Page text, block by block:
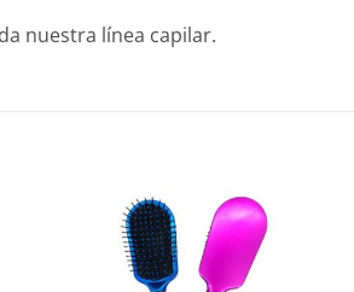
nuestra línea capilar.